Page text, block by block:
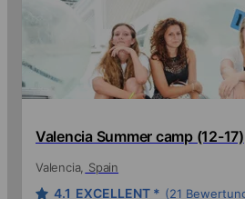
Valencia Summer camp (12-17)
Valencia Spain
4.1 EXCELLENT * (21